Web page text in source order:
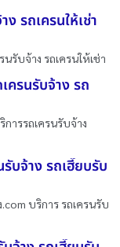
รถเครนให้เช่า
รับจ้าง รถเครนให้เช่า
ครนรับจ้าง รถ
ารรถเครนรับจ้าง
บจ้าง รถเฮี๊ยบรับ
บริการ รถเครนรับ